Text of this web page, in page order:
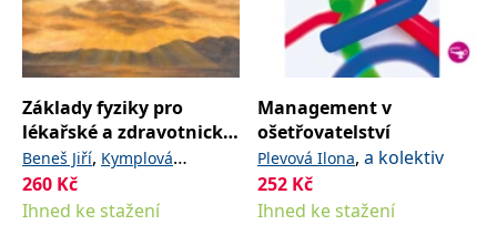
Základy fyziky pro
lékařské a zdravotnické
obory
Beneš Jiří, Kymplová
Jaroslava
260 Kč
Ihned ke stažení
Management v
ošetřovatelství
Plevová Ilona, a kolektiv
252 Kč
Ihned ke stažení